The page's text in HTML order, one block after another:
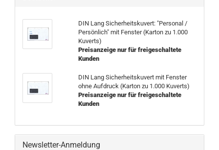
DIN Lang Sicherheitskuvert: "Personal /
Persönlich" mit Fenster (Karton zu 1.000
Kuverts)
Preisanzeige nur für freigeschaltete
Kunden
DIN Lang Sicherheitskuvert mit Fenster
ohne Aufdruck (Karton zu 1.000 Kuverts)
Preisanzeige nur für freigeschaltete
Kunden
Newsletter-Anmeldung